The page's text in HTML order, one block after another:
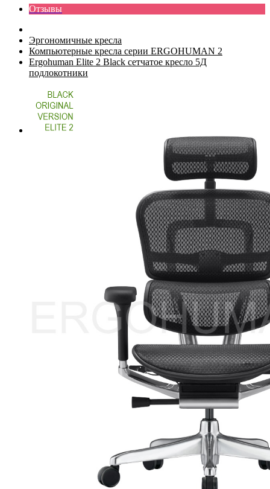
Отзывы
Эргономичные кресла
Компьютерные кресла серии ERGOHUMAN 2
Ergohuman Elite 2 Black сетчатое кресло 5Д
подлокотники